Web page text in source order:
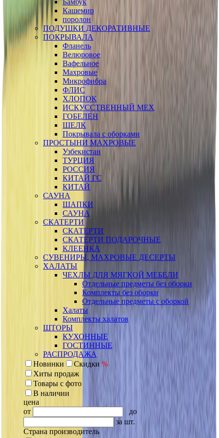
Бамбук
Кашемир
поролон
ПОДУШКИ ДЕКОРАТИВНЫЕ
ПОКРЫВАЛА
Фланель
Велюровое
Вафельное
Махровые
Микрофибра
ФЛИС
ХЛОПОК
ИСКУССТВЕННЫЙ МЕХ
ГОБЕЛЕН
ШЕЛК
Покрывала с оборками
ПРОСТЫНИ МАХРОВЫЕ
Узбекистан
ТУРЦИЯ
РОССИЯ
КИТАЙ ГС
КИТАЙ
САУНА
ШАПКИ
САУНА
СКАТЕРТИ
СКАТЕРТИ
СКАТЕРТИ ПОДАРОЧНЫЕ
КЛЕЕНКА
СУВЕНИРЫ, МАХРОВЫЕ ДЕСЕРТЫ
ХАЛАТЫ
ЧЕХЛЫ ДЛЯ МЯГКОЙ МЕБЕЛИ
Отдельные предметы без оборки
Комплекты без оборки
Отдельные предметы с оборкой
Халаты
Комплекты халатов
ШТОРЫ
КУХОННЫЕ
ГОСТИННЫЕ
РАСПРОДАЖА
Новинки
Скидки %
Хиты продаж
Товары с фото
В наличии
цена
от
до
за шт.
Страна производитель